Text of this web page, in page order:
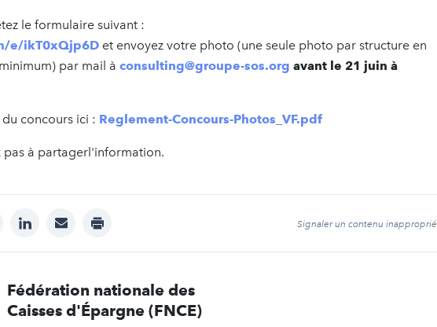
le formulaire suivant :
e/ikT0xQjp6D et envoyez votre photo (une seule photo par structure en
par mail à consulting@groupe-sos.org avant le 21 juin à
concours ici : Reglement-Concours-Photos_VF.pdf
pas à partagerl'information.
linkedinmail print Signaler un contenu inapproprié
Fédération nationale des
Caisses d'Épargne (FNCE)